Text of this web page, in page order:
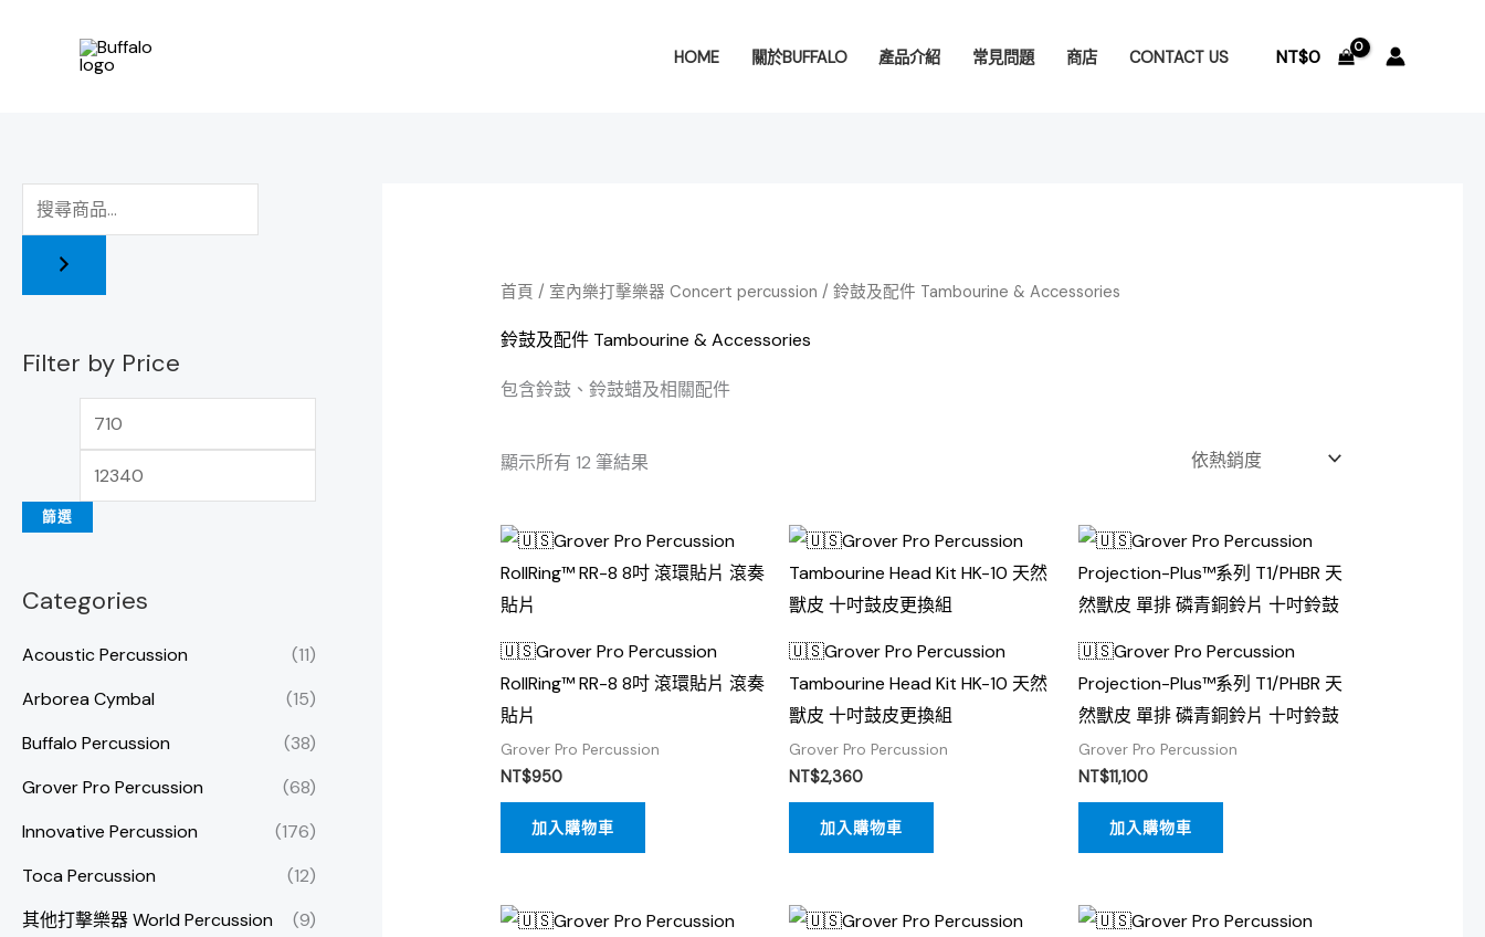
HOME 關於BUFFALO 產品介紹 常見問題 商店 CONTACT US NT$0
Filter by Price
低
篩選
Categories
Acoustic Percussion
(11)
Arborea Cymbal
(15)
Buffalo Percussion
(38)
Grover Pro Percussion
(68)
Innovative Percussion
(176)
Toca Percussion
(12)
其他打擊樂器 World Percussion
(9)
首頁 / 室內樂打擊樂器 Concert percussion / 鈴鼓及配件 Tambourine & Accessories
鈴鼓及配件 Tambourine & Accessories
包含鈴鼓、鈴鼓蜡及相關配件
顯示所有 12 筆結果
🇺🇸Grover Pro Percussion
RollRing™ RR-8 8吋 滾環貼片 滾奏
貼片
Grover Pro Percussion
NT$950
加入購物車
🇺🇸Grover Pro Percussion
Tambourine Head Kit HK-10 天然
獸皮 十吋鼓皮更換組
Grover Pro Percussion
NT$2,360
加入購物車
🇺🇸Grover Pro Percussion
Projection-Plus™系列 T1/PHBR 天
然獸皮 單排 磷青銅鈴片 十吋鈴鼓
Grover Pro Percussion
NT$11,100
加入購物車